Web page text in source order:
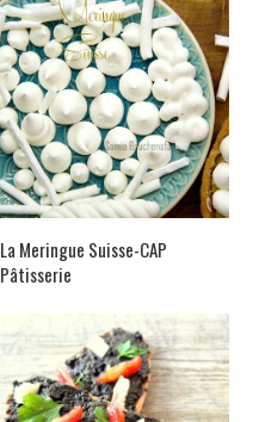
La Meringue Suisse-CAP
Pâtisserie